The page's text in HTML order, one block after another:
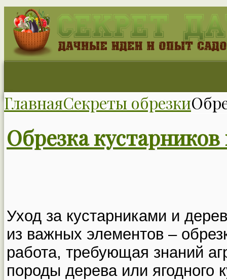
ГлавнаяСекреты обрезки
Обрезка кустарников
Уход за кустарниками и
из важных элементов –
работа, требующая знаний
породы дерева или ягодного